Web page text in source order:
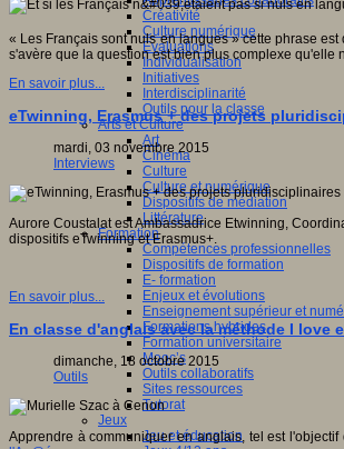
Créativité
Culture numérique
Evaluations
Individualisation
Initiatives
Interdisciplinarité
Outils pour la classe
Arts et Culture
Art
Cinéma
Culture
Culture et numérique
Dispositifs de médiation
Littérature
Formation
Compétences professionnelles
Dispositifs de formation
E- formation
Enjeux et évolutions
Enseignement supérieur et
Formations hybrides
Formation universitaire
Mooc’s
Outils collaboratifs
Sites ressources
Tutorat
Jeux
Jeu et éducation
« Les Français sont nuls en langues » cette phrase
s'avère que la question est bien plus complexe
En savoir plus...
eTwinning, Erasmus + des projets
mardi, 03 novembre 2015
Interviews
Aurore Coustalat est Ambassadrice Etwinning,
dispositifs eTwinning et Erasmus+.
En savoir plus...
En classe d'anglais avec la méthode I love
dimanche, 18 octobre 2015
Outils
Apprendre à communiquer en anglais, tel est